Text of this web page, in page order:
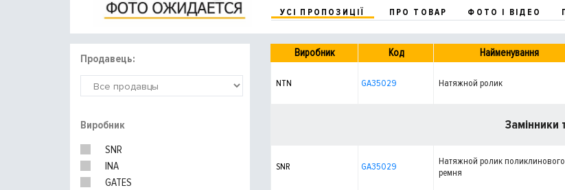
УСІ ПРОПОЗИЦІЇ ПРО ТОВАР ФОТО І ВІДЕО
Продавець:
Виробник
SNR
INA
GATES
Виробник Код Найменування
NTN GA35029 Натяжной ролик
Замінники
SNR GA35029
Натяжной ролик поликлинового
ремня